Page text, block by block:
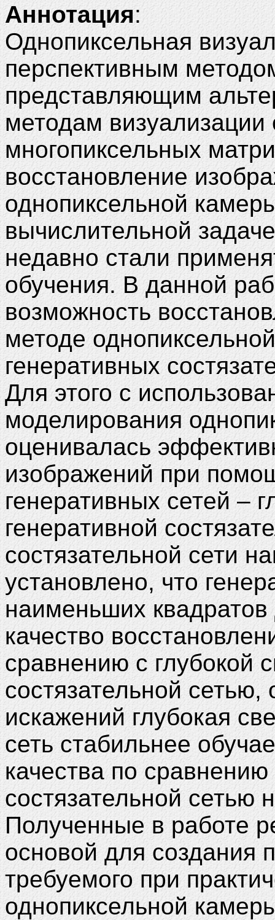
Аннотация:
Однопиксельная
перспективным
представляющим
методам
многопиксельных
восстановление
однопиксельной
вычислительной
недавно стали
обучения. В данной
возможность
методе
генеративных
Для этого с
моделирования
оценивалась
изображений при
генеративных сетей –
генеративной
состязательной сети
установлено, что
наименьших
качество
сравнению с глубокой
состязательной сетью,
искажений глубокая
сеть стабильнее
качества по сравнению
состязательной сетью
Полученные в работе
основой для создания
требуемого при
однопиксельной